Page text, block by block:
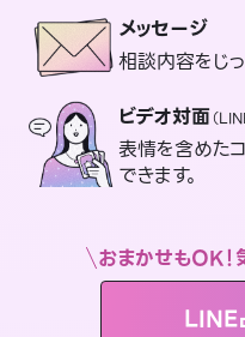
メッセージ
相談内容をじ
ビデオ対面（
表情を含めた
できます。
おまかせもOK！
LINE